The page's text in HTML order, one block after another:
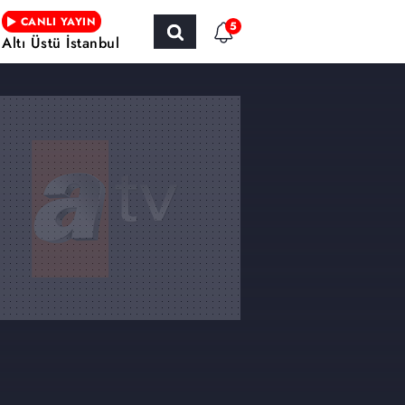
CANLI YAYIN
Altı Üstü İstanbul
5